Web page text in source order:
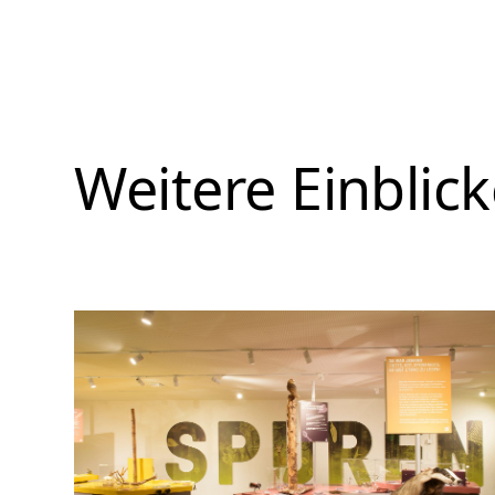
Weitere